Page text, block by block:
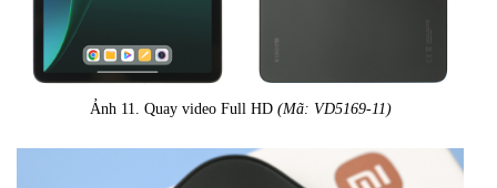
Ảnh 11. Quay video Full HD (Mã: VD5169-11)